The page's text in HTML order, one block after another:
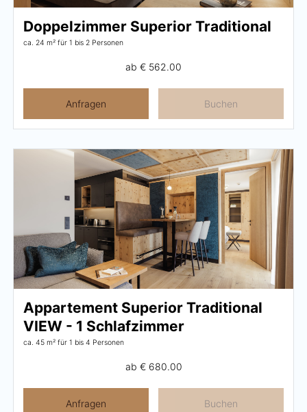
Doppelzimmer Superior Traditional
ca. 24 m² für 1 bis 2 Personen
ab € 562.00
Anfragen Buchen
Appartement Superior Traditional
VIEW - 1 Schlafzimmer
ca. 45 m² für 1 bis 4 Personen
ab € 680.00
Anfragen Buchen